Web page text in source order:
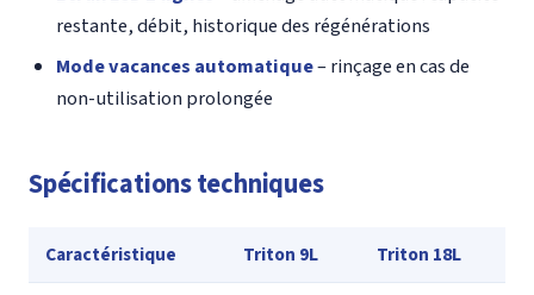
restante, débit, historique des régénérations
Mode vacances automatique– rinçage en cas de
non-utilisation prolongée
Spécifications techniques
Caractéristique Triton 9L Triton 18L